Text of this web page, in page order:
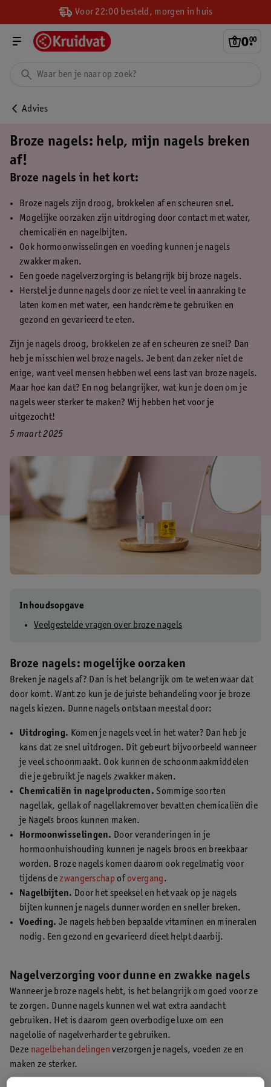
Voor 22:00 besteld, morgen in huis
0.
00
Advies
Broze nagels: help, mijn nagels breken
af!
Broze nagels in het kort:
Broze nagels zijn droog, brokkelen af en scheuren snel.
Mogelijke oorzaken zijn uitdroging door contact met water,
chemicaliën en nagelbijten.
Ook hormoonwisselingen en voeding kunnen je nagels
zwakker maken.
Een goede nagelverzorging is belangrijk bij broze nagels.
Herstel je dunne nagels door ze niet te veel in aanraking te
laten komen met water, een handcrème te gebruiken en
gezond en gevarieerd te eten.
Zijn je nagels droog, brokkelen ze af en scheuren ze snel? Dan
heb je misschien wel broze nagels. Je bent dan zeker niet de
enige, want veel mensen hebben wel eens last van broze nagels.
Maar hoe kan dat? En nog belangrijker, wat kun je doen om je
nagels weer sterker te maken? Wij hebben het voor je
uitgezocht!
5 maart 2025
Inhoudsopgave
Veelgestelde vragen over broze nagels
Broze nagels: mogelijke oorzaken
Breken je nagels af? Dan is het belangrijk om te weten waar dat
door komt. Want zo kun je de juiste behandeling voor je broze
nagels kiezen. Dunne nagels ontstaan meestal door:
Uitdroging. Komen je nagels veel in het water? Dan heb je
kans dat ze snel uitdrogen. Dit gebeurt bijvoorbeeld wanneer
je veel schoonmaakt. Ook kunnen de schoonmaakmiddelen
die je gebruikt je nagels zwakker maken.
Chemicaliën in nagelproducten. Sommige soorten
nagellak, gellak of nagellakremover bevatten chemicaliën die
je Nagels broos kunnen maken.
Hormoonwisselingen. Door veranderingen in je
hormoonhuishouding kunnen je nagels broos en breekbaar
worden. Broze nagels komen daarom ook regelmatig voor
tijdens dezwangerschap of overgang.
Nagelbijten. Door het speeksel en het vaak op je nagels
bijten kunnen je nagels dunner worden en sneller breken.
Voeding. Je nagels hebben bepaalde vitaminen en mineralen
nodig. Een gezond en gevarieerd dieet helpt daarbij.
Nagelverzorging voor dunne en zwakke nagels
Wanneer je broze nagels hebt, is het belangrijk om goed voor ze
te zorgen. Dunne nagels kunnen wel wat extra aandacht
gebruiken. Het is daarom geen overbodige luxe om een
nagelolie of nagelverharder te gebruiken.
Deze nagelbehandelingen verzorgen je nagels, voeden ze en
maken ze sterker.